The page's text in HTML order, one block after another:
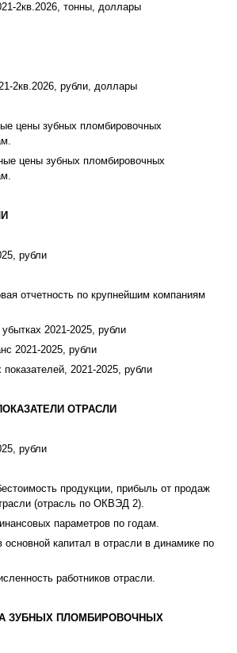
2кв.2026, тонны, доллары
2кв.2026, рубли, доллары
цены зубных пломбировочных
цены зубных пломбировочных
рубли
отчетность по крупнейшим компаниям
2021-2025, рубли
2021-2025, рубли
2021-2025, рубли
ОТРАСЛИ
рубли
продукции, прибыль от продаж
(отрасль по ОКВЭД 2).
параметров по годам.
капитал в отрасли в динамике по
работников отрасли.
ЗУБНЫХ ПЛОМБИРОВОЧНЫХ